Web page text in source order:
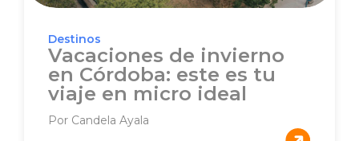
Destinos
Vacaciones de invierno
en Córdoba: este es tu
viaje en micro ideal
Por Candela Ayala